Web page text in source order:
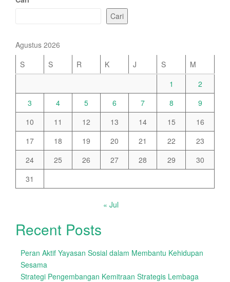
Cari
Agustus 2026
S
S R K J S
M
1
2
3
4 5 6 7 8
9
10
11 12 13 14 15
16
17
18 19 20 21 22
23
24
25 26 27 28 29
30
31
« Jul
Recent Posts
Peran Aktif Yayasan Sosial dalam Membantu Kehidupan
Sesama
Strategi Pengembangan Kemitraan Strategis Lembaga